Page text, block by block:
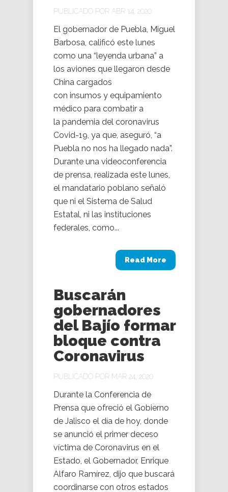
PUBLICADO POR ABR 14, 2020
El gobernador de Puebla, Miguel
Barbosa, calificó este lunes
como una “leyenda urbana” a
los aviones que llegaron desde
China cargados
con insumos y equipamiento
médico para combatir a
la pandemia del coronavirus
Covid-19, ya que, aseguró, “a
Puebla no nos ha llegado nada”.
Durante una videoconferencia
de prensa, realizada este lunes,
el mandatario poblano señaló
que ni el Sistema de Salud
Estatal, ni las instituciones
federales, como...
Read More
Buscarán
gobernadores
del Bajío formar
bloque contra
Coronavirus
PUBLICADO POR MAR 24, 2020
Durante la Conferencia de
Prensa que ofreció el Gobierno
de Jalisco el día de hoy, donde
se anunció el primer deceso
víctima de Coronavirus en el
Estado, el Gobernador, Enrique
Alfaro Ramírez, dijo que buscará
coordinarse con otros estados